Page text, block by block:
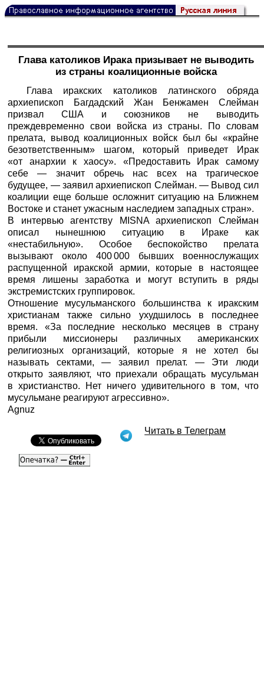
Глава католиков Ирака призывает не выводить
из страны коалиционные войска
Глава иракских католиков латинского обряда
архиепископ Багдадский Жан Бенжамен Слейман
призвал США и союзников не выводить
преждевременно свои войска из страны. По словам
прелата, вывод коалиционных войск был бы «крайне
безответственным» шагом, который приведет Ирак
«от анархии к хаосу». «Предоставить Ирак самому
себе — значит обречь нас всех на трагическое
будущее, — заявил архиепископ Слейман. — Вывод сил
коалиции еще больше осложнит ситуацию на Ближнем
Востоке и станет ужасным наследием западных стран».
В интервью агентству MISNA архиепископ Слейман
описал нынешнюю ситуацию в Ираке как
«нестабильную». Особое беспокойство прелата
вызывают около 400 000 бывших военнослужащих
распущенной иракской армии, которые в настоящее
время лишены заработка и могут вступить в ряды
экстремистских группировок.
Отношение мусульманского большинства к иракским
христианам также сильно ухудшилось в последнее
время. «За последние несколько месяцев в страну
прибыли миссионеры различных американских
религиозных организаций, которые я не хотел бы
называть сектами, — заявил прелат. — Эти люди
открыто заявляют, что приехали обращать мусульман
в христианство. Нет ничего удивительного в том, что
мусульмане реагируют агрессивно».
Agnuz
Читать в Телеграм